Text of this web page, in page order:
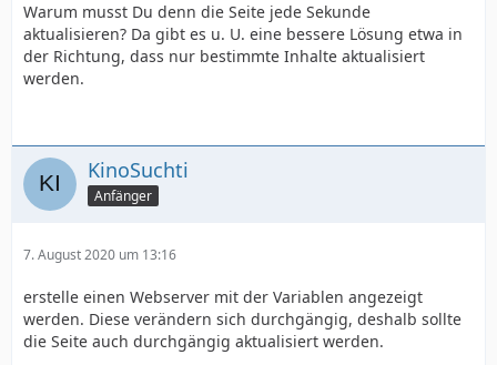
Warum musst Du denn die Seite jede Sekunde
aktualisieren? Da gibt es u. U. eine bessere Lösung etwa in
der Richtung, dass nur bestimmte Inhalte aktualisiert
werden.
KinoSuchti
Anfänger
7. August 2020 um 13:16
erstelle einen Webserver mit der Variablen angezeigt
werden. Diese verändern sich durchgängig, deshalb sollte
die Seite auch durchgängig aktualisiert werden.